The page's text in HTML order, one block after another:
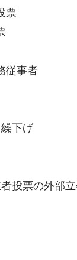
票
従事者
下げ
投票の外部